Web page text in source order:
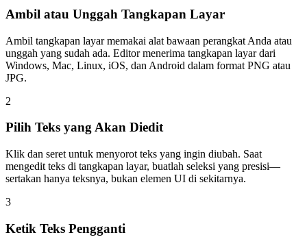
Ambil atau Unggah Tangkapan Layar
Ambil tangkapan layar memakai alat bawaan perangkat Anda atau
unggah yang sudah ada. Editor menerima tangkapan layar dari
Windows, Mac, Linux, iOS, dan Android dalam format PNG atau
JPG.
2
Pilih Teks yang Akan Diedit
Klik dan seret untuk menyorot teks yang ingin diubah. Saat
mengedit teks di tangkapan layar, buatlah seleksi yang presisi—
sertakan hanya teksnya, bukan elemen UI di sekitarnya.
3
Ketik Teks Pengganti